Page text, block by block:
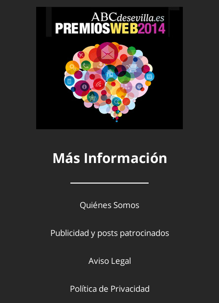
Más Información
Quiénes Somos
Publicidad y posts patrocinados
Aviso Legal
Política de Privacidad